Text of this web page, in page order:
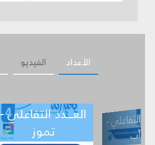
الفيديو الأعداد
التفاعلي -
آب
العـــدد التفاعلي -
تموز